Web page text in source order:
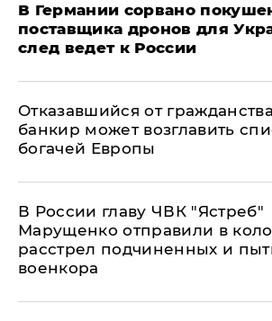
​В Германии сорвано
поставщика дронов для
след ведет к России
Отказавшийся от
банкир может возглавить
богачей Европы
В России главу ЧВК "Ястреб"
Марущенко отправили в
расстрел подчиненных и
военкора